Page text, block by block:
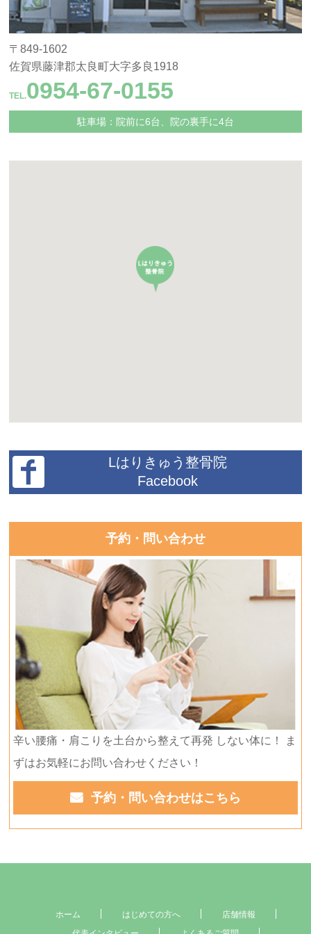
〒849-1602
佐賀県藤津郡太良町大字多良1918
TEL.0954-67-0155
駐車場：院前に6台、院の裏手に4台
Lはりきゅう整骨院
Facebook
予約・問い合わせ
辛い腰痛・肩こりを土台から整えて再発 しない体に！ ま
ずはお気軽にお問い合わせください！
予約・問い合わせはこちら
ホーム はじめての方へ
店舗情報